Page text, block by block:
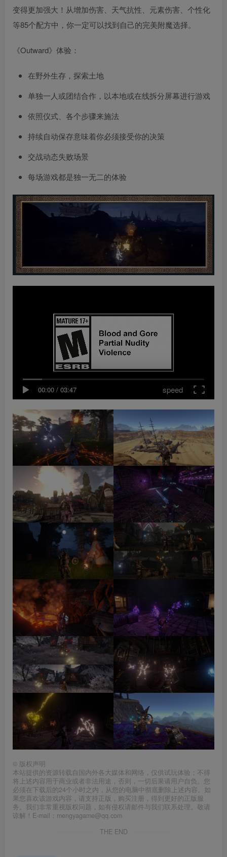
变得更加强大！从增加伤害、天气抗性、元素伤害、个性化
等85个配方中，你一定可以找到自己的完美附魔选择。
《Outward》体验：
在野外生存，探索土地
单独一人或团结合作，以本地或在线拆分屏幕进行游戏
依照仪式、各个步骤来施法
持续自动保存意味着你必须接受你的决策
交战动态失败场景
每场游戏都是独一无二的体验
00:00 / 03:47 speed
© 版权声明
本站提供的资源转载自国内外各大媒体和网络，仅供试玩体验；不得
将上述内容用于商业或者非法用途，否则，一切后果请用户自负。您
必须在下载后的24个小时之内，从您的电脑中彻底删除上述内容。如
果您喜欢该游戏内容，请支持正版，购买注册，得到更好的正版服
务。我们非常重视版权问题，如有侵权请邮件与我们联系处理。敬请
谅解！E-mail：mengyagame@qq.com
THE END